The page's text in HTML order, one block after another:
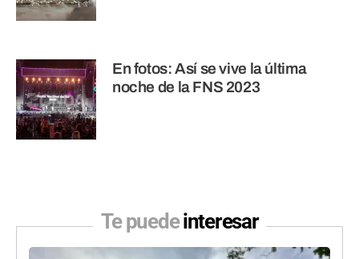
En fotos: Así se vive la última
noche de la FNS 2023
Te puedeinteresar